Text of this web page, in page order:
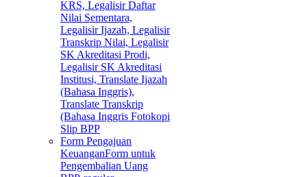
KRS, Legalisir Daftar
Nilai Sementara,
Legalisir Ijazah, Legalisir
Transkrip Nilai, Legalisir
SK Akreditasi Prodi,
Legalisir SK Akreditasi
Institusi, Translate Ijazah
(Bahasa Inggris),
Translate Transkrip
(Bahasa Inggris Fotokopi
Slip BPP
Form Pengajuan
KeuanganForm untuk
Pengembalian Uang